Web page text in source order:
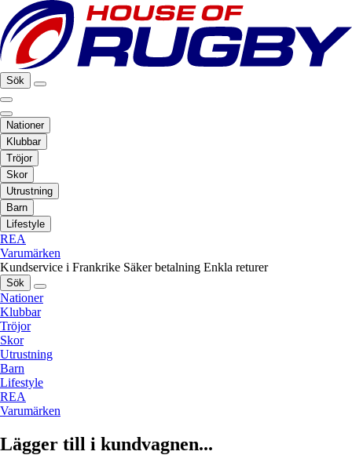
Sök
Nationer
Klubbar
Tröjor
Skor
Utrustning
Barn
Lifestyle
REA
Varumärken
Kundservice i Frankrike Säker betalning Enkla returer
Sök
Nationer
Klubbar
Tröjor
Skor
Utrustning
Barn
Lifestyle
REA
Varumärken
Lägger till i kundvagnen...